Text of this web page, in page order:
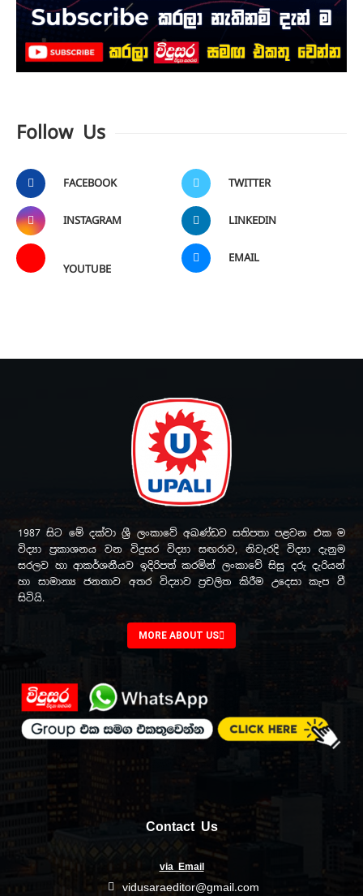
Follow Us
FACEBOOK TWITTER
INSTAGRAM LINKEDIN
YOUTUBE
EMAIL
1987 සිට මේ දක්වා ශ්‍රී ලංකාවේ අඛණ්ඩව සතිපතා පළවන එක ම
විද්‍යා ප්‍රකාශනය වන විදුසර විද්‍යා සඟරාව, නිවැරදි විද්‍යා දැනුම
සරලව හා ආකර්ශනීයව ඉදිරිපත් කරමින් ලංකාවේ සිසු දරු දැරියන්
හා සාමාන්‍ය ජනතාව අතර විද්‍යාව ප්‍රචලිත කිරීම උදෙසා කැප වී
සිටියි.
MORE ABOUT US
Contact Us
via Email
vidusaraeditor@gmail.com